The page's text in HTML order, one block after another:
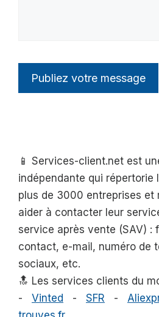
📱 Services-client.net est
indépendante qui répertorie
plus de 3000 entreprises et
aider à contacter leur
service après vente (SAV) :
contact, e-mail, numéro de
sociaux, etc.
🔝 Les services clients du
- Vinted - SFR -